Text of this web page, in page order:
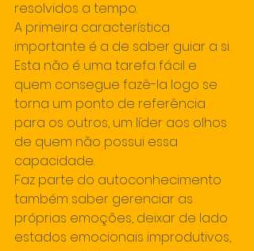
resolvidos a tempo.
A primeira característica
importante é a de saber guiar a si.
Esta não é uma tarefa fácil e
quem consegue fazê-la logo se
torna um ponto de referência
para os outros, um líder aos olhos
de quem não possui essa
capacidade.
Faz parte do autoconhecimento
também saber gerenciar as
próprias emoções, deixar de lado
estados emocionais improdutivos,